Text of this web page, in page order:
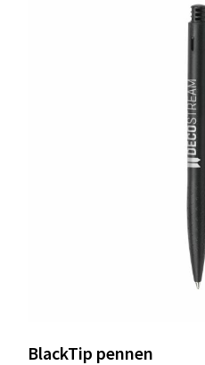
BlackTip pennen